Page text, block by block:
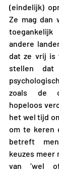
(eindelijk)
Ze mag dan
andere
dat ze vrij is
stellen
zoals de
hopeloos
het wel tijd
om te keren
betreft
keuzes meer
van ‘wel